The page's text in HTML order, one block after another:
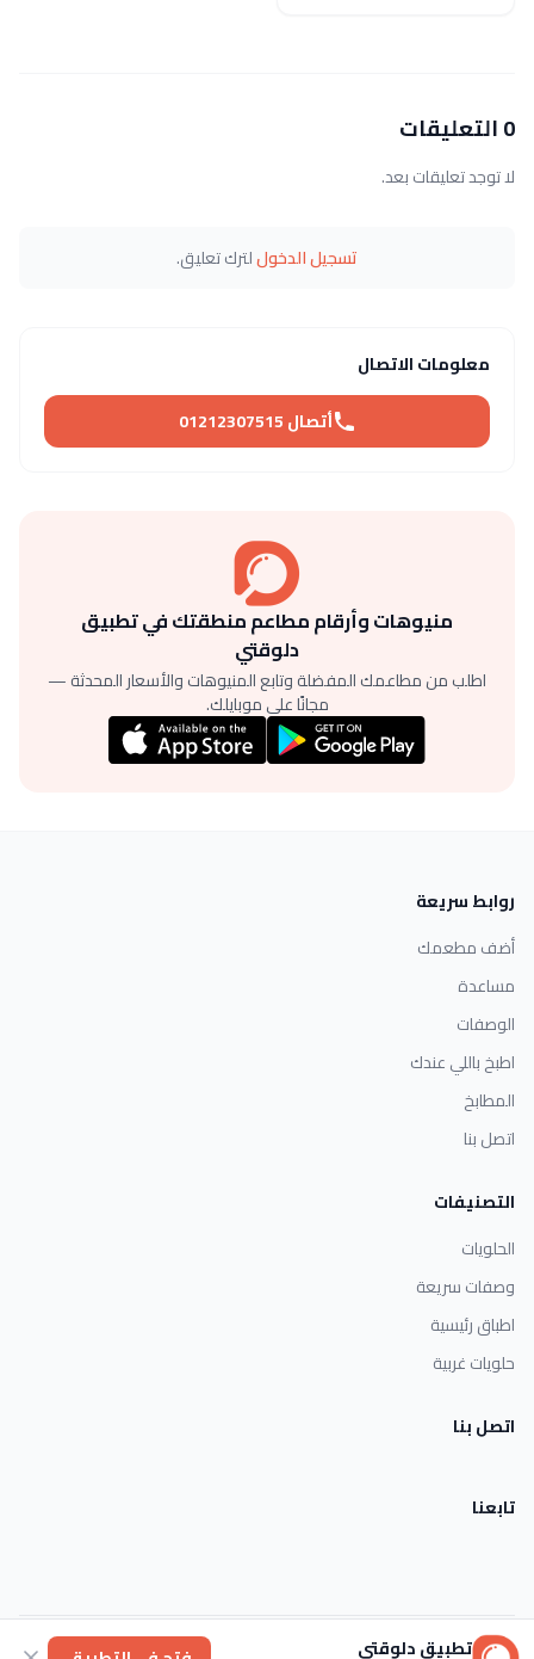
0 التعليقات
لا توجد تعليقات بعد.
تسجيل الدخوللترك تعليق.
معلومات الاتصال
أتصال 01212307515
منيوهات وأرقام مطاعم منطقتك في تطبيق
دلوقتي
اطلب من مطاعمك المفضلة وتابع المنيوهات والأسعار المحدثة —
مجانًا على موبايلك.
روابط سريعة
أضف مطعمك
مساعدة
الوصفات
اطبخ باللي عندك
المطابخ
اتصل بنا
التصنيفات
الحلويات
وصفات سريعة
اطباق رئيسية
حلويات غربية
اتصل بنا
تابعنا
تطبيق دلوقتي